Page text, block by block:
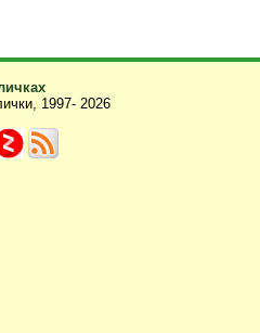
1997- 2026